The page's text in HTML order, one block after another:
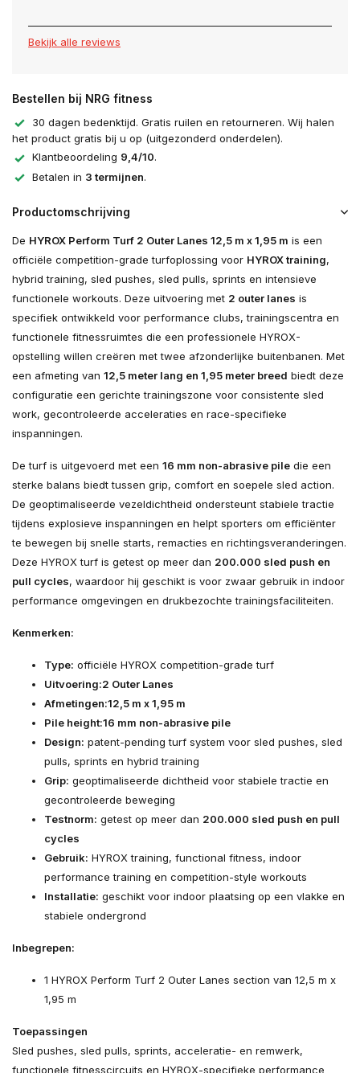
Bekijk alle reviews
Bestellen bij NRG fitness
30 dagen bedenktijd. Gratis ruilen en retourneren. Wij halen
het product gratis bij u op (uitgezonderd onderdelen).
Klantbeoordeling 9,4/10.
Betalen in 3 termijnen.
Productomschrijving
De HYROX Perform Turf 2 Outer Lanes 12,5 m x 1,95 m is een
officiële competition-grade turfoplossing voor HYROX training,
hybrid training, sled pushes, sled pulls, sprints en intensieve
functionele workouts. Deze uitvoering met 2 outer lanes is
specifiek ontwikkeld voor performance clubs, trainingscentra en
functionele fitnessruimtes die een professionele HYROX-
opstelling willen creëren met twee afzonderlijke buitenbanen. Met
een afmeting van 12,5 meter lang en 1,95 meter breed biedt deze
configuratie een gerichte trainingszone voor consistente sled
work, gecontroleerde acceleraties en race-specifieke
inspanningen.
De turf is uitgevoerd met een 16 mm non-abrasive pile die een
sterke balans biedt tussen grip, comfort en soepele sled action.
De geoptimaliseerde vezeldichtheid ondersteunt stabiele tractie
tijdens explosieve inspanningen en helpt sporters om efficiënter
te bewegen bij snelle starts, remacties en richtingsveranderingen.
Deze HYROX turf is getest op meer dan 200.000 sled push en
pull cycles, waardoor hij geschikt is voor zwaar gebruik in indoor
performance omgevingen en drukbezochte trainingsfaciliteiten.
Kenmerken:
Type: officiële HYROX competition-grade turf
Uitvoering:2 Outer Lanes
Afmetingen:12,5 m x 1,95 m
Pile height:16 mm non-abrasive pile
Design: patent-pending turf system voor sled pushes, sled
pulls, sprints en hybrid training
Grip: geoptimaliseerde dichtheid voor stabiele tractie en
gecontroleerde beweging
Testnorm: getest op meer dan 200.000 sled push en pull
cycles
Gebruik: HYROX training, functional fitness, indoor
performance training en competition-style workouts
Installatie: geschikt voor indoor plaatsing op een vlakke en
stabiele ondergrond
Inbegrepen:
1 HYROX Perform Turf 2 Outer Lanes section van 12,5 m x
1,95 m
Toepassingen
Sled pushes, sled pulls, sprints, acceleratie- en remwerk,
functionele fitnesscircuits en HYROX-specifieke performance